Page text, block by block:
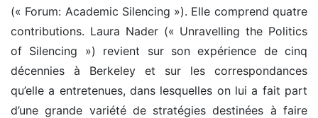
(« Forum: Academic Silencing »). Elle comprend quatre
contributions. Laura Nader (« Unravelling the Politics
of Silencing ») revient sur son expérience de cinq
décennies à Berkeley et sur les correspondances
qu’elle a entretenues, dans lesquelles on lui a fait part
d’une grande variété de stratégies destinées à faire